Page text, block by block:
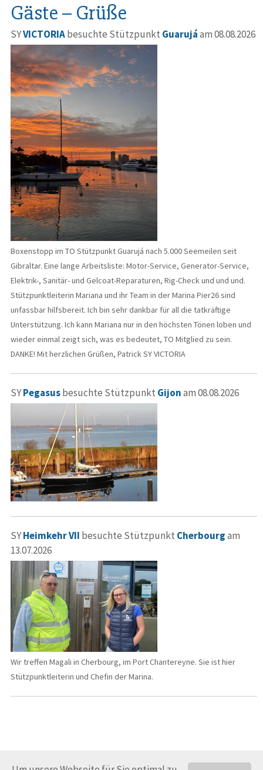
Gäste – Grüße
SYVICTORIAbesuchte Stützpunkt Guarujáam 08.08.2026
Boxenstopp im TO Stützpunkt Guarujá nach 5.000 Seemeilen seit
Gibraltar. Eine lange Arbeitsliste: Motor-Service, Generator-Service,
Elektrik-, Sanitär- und Gelcoat-Reparaturen, Rig-Check und und und.
Stützpunktleiterin Mariana und ihr Team in der Marina Pier26 sind
unfassbar hilfsbereit. Ich bin sehr dankbar für all die tatkräftige
Unterstützung. Ich kann Mariana nur in den höchsten Tönen loben und
wieder einmal zeigt sich, was es bedeutet, TO Mitglied zu sein.
DANKE! Mit herzlichen Grüßen, Patrick SY VICTORIA
SYPegasusbesuchte Stützpunkt Gijonam 08.08.2026
SYHeimkehr VII besuchte Stützpunkt Cherbourgam
13.07.2026
Wir treffen Magali in Cherbourg, im Port Chantereyne. Sie ist hier
Stützpunktleiterin und Chefin der Marina.